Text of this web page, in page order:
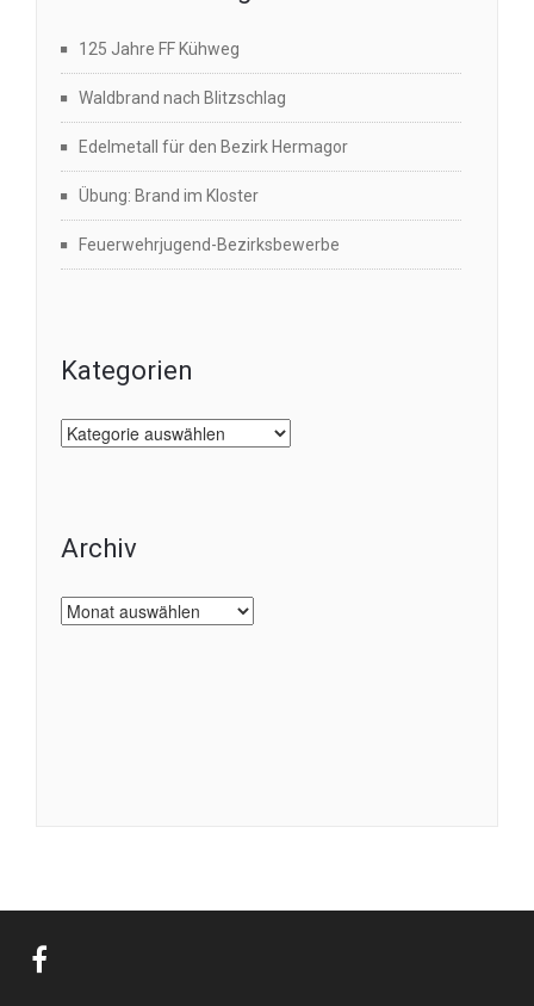
125 Jahre FF Kühweg
Waldbrand nach Blitzschlag
Edelmetall für den Bezirk Hermagor
Übung: Brand im Kloster
Feuerwehrjugend-Bezirksbewerbe
Kategorien
Kategorien
Archiv
Archiv